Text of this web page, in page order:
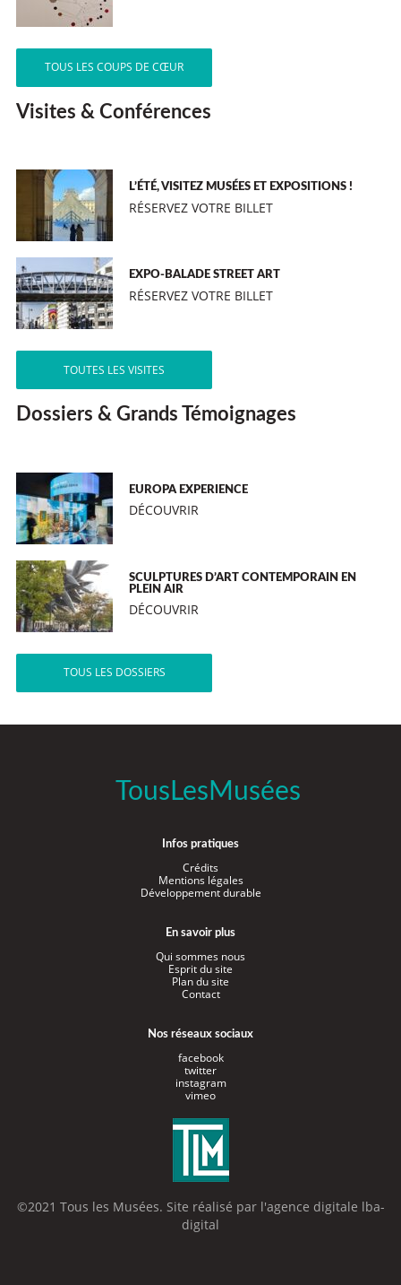
TOUS LES COUPS DE CŒUR
Visites & Conférences
L’ÉTÉ, VISITEZ MUSÉES ET EXPOSITIONS !
RÉSERVEZ VOTRE BILLET
EXPO-BALADE STREET ART
RÉSERVEZ VOTRE BILLET
TOUTES LES VISITES
Dossiers & Grands Témoignages
EUROPA EXPERIENCE
DÉCOUVRIR
SCULPTURES D’ART CONTEMPORAIN EN
PLEIN AIR
DÉCOUVRIR
TOUS LES DOSSIERS
TousLesMusées
Infos pratiques
Crédits
Mentions légales
Développement durable
En savoir plus
Qui sommes nous
Esprit du site
Plan du site
Contact
Nos réseaux sociaux
facebook
twitter
instagram
vimeo
©2021 Tous les Musées. Site réalisé par l'agence digitale lba-
digital